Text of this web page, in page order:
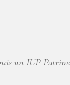
un IUP